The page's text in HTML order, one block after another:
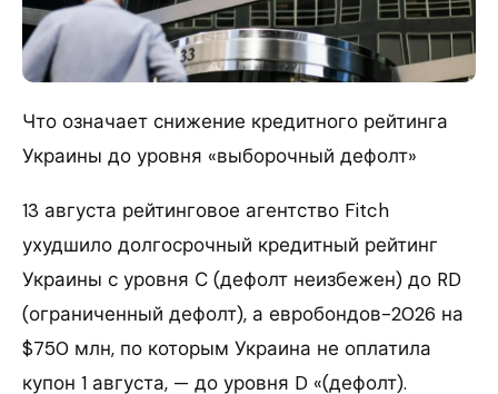
Что означает снижение кредитного рейтинга
Украины до уровня «выборочный дефолт»
13 августа рейтинговое агентство Fitch
ухудшило долгосрочный кредитный рейтинг
Украины с уровня С (дефолт неизбежен) до RD
(ограниченный дефолт), а евробондов-2026 на
$750 млн, по которым Украина не оплатила
купон 1 августа, — до уровня D «(дефолт).